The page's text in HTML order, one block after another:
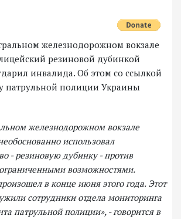
железнодорожном вокзале
резиновой дубинкой
инвалида. Об этом со ссылкой
патрульной полиции Украины
железнодорожном вокзале
использовал
- резиновую дубинку - против
возможностями.
в конце июня этого года. Этот
сотрудники отдела мониторинга
патрульной полиции», - говорится в